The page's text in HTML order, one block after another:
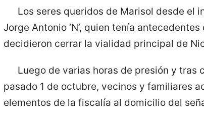
Los seres queridos de Marisol desde el
Jorge Antonio ‘N’, quien tenía
decidieron cerrar la vialidad principal de
Luego de varias horas de presión y
pasado 1 de octubre, vecinos y familiares
elementos de la fiscalía al domicilio del